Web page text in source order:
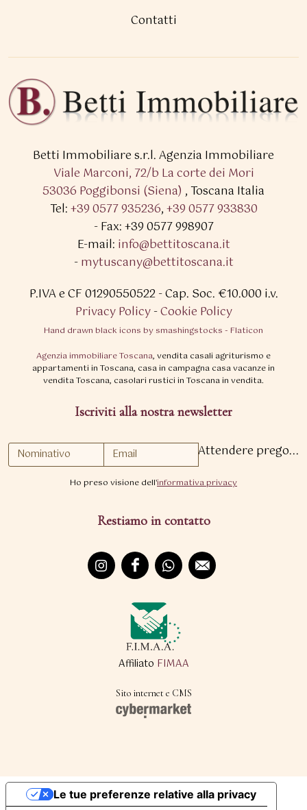
Contatti
Betti Immobiliare s.r.l.Agenzia Immobiliare
Viale Marconi, 72/b La corte dei Mori
53036 Poggibonsi (Siena) ,Toscana Italia
Tel:+39 0577 935236,+39 0577 933830
- Fax: +39 0577 998907
E-mail: info@bettitoscana.it
-mytuscany@bettitoscana.it
P.IVA e CF 01290550522 - Cap. Soc. €10.000 i.v.
Privacy Policy -Cookie Policy
Hand drawn black icons by smashingstocks - Flaticon
Agenzia immobiliare Toscana, vendita casali agriturismo e
appartamenti in Toscana, casa in campagna casa vacanze in
vendita Toscana, casolari rustici in Toscana in vendita.
Iscriviti alla nostra newsletter
Attendere prego...
Ho preso visione dell'informativa privacy
Restiamo in contatto
Affiliato FIMAA
Sito internet e CMS
Le tue preferenze relative alla privacy